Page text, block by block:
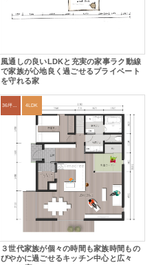
風通しの良いLDKと充実の家事ラク動線
で家族が心地良く過ごせるプライベート
を守れる家
36坪～39坪 4LDK
３世代家族が個々の時間も家族時間もの
びやかに過ごせるキッチン中心と広々